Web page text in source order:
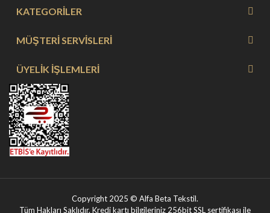
KATEGORİLER
MÜŞTERİ SERVİSLERİ
ÜYELİK İŞLEMLERİ
Copyright 2025 © Alfa Beta Tekstil.
Tüm Hakları Saklıdır. Kredi kartı bilgileriniz 256bit SSL sertifikası ile